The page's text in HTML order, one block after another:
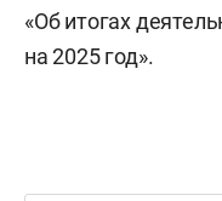
«Об итогах
на 2025 год».